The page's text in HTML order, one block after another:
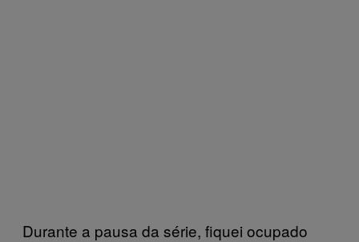
Durante a pausa da série, fiquei ocupado